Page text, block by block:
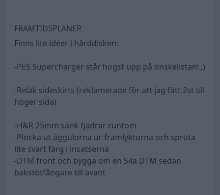
FRAMTIDSPLANER
Finns lite idéer i hårddisken:
-PES Supercharger står högst upp på önskelistan! ;)
-Relak sideskirts (reklamerade för att jag fått 2st till
höger sida)
-H&R 25mm sänk fjädrar runtom
-Plocka ut äggulorna ur framlyktorna och spruta
lite svart färg i insatserna
-DTM front och bygga om en S4a DTM sedan
bakstötfångare till avant